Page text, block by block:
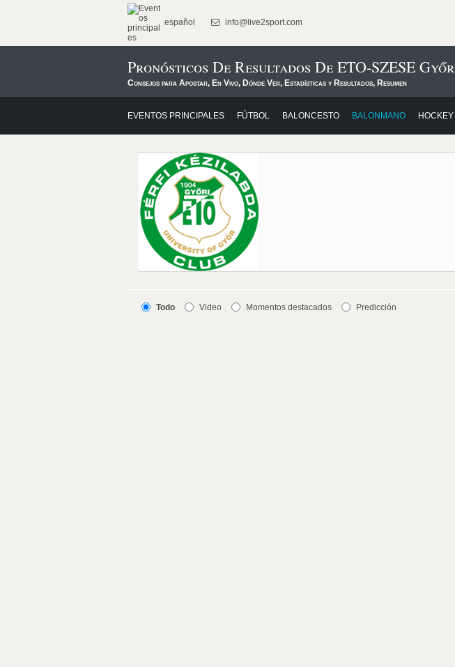
español info@live2sport.com
Pronósticos De Resultados De ETO-SZESE Győr
Consejos para Apostar, En Vivo, Dónde Ver, Estadísticas y Resultados, Resumen
EVENTOS PRINCIPALES FÚTBOL BALONCESTO BALONMANO HOCKEY
Todo Video Momentos destacados Predicción